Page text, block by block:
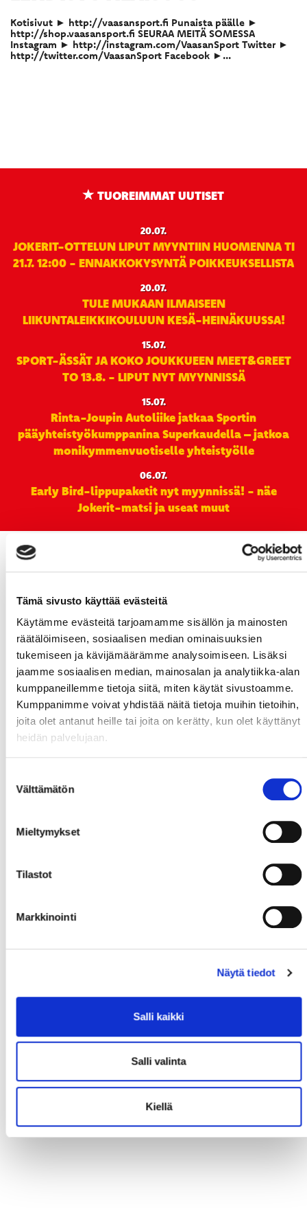
Tämä sivusto käyttää evästeitä
Käytämme evästeitä tarjoamamme sisällön ja mainosten
räätälöimiseen, sosiaalisen median ominaisuuksien
tukemiseen ja kävijämäärämme analysoimiseen. Lisäksi
jaamme sosiaalisen median, mainosalan ja analytiikka-alan
kumppaneillemme tietoja siitä, miten käytät sivustoamme.
Kumppanimme voivat yhdistää näitä tietoja muihin tietoihin,
joita olet antanut heille tai joita on kerätty, kun olet käyttänyt
heidän palvelujaan.
valinta
Välttämätön
Mieltymykset
Tilastot
Markkinointi
Näytä tiedot
Salli kaikki
Salli valinta
Kiellä
Kotisivut ► http://vaasansport.fi Punaista päälle ►
http://shop.vaasansport.fi SEURAA MEITÄ SOMESSA
Instagram ► http://instagram.com/VaasanSport Twitter ►
http://twitter.com/VaasanSport Facebook ►...
TUOREIMMAT UUTISET
20.07.
JOKERIT-OTTELUN LIPUT MYYNTIIN HUOMENNA TI
21.7. 12:00 - ENNAKKOKYSYNTÄ POIKKEUKSELLISTA
20.07.
TULE MUKAAN ILMAISEEN
LIIKUNTALEIKKIKOULUUN KESÄ-HEINÄKUUSSA!
15.07.
SPORT-ÄSSÄT JA KOKO JOUKKUEEN MEET&GREET
TO 13.8. - LIPUT NYT MYYNNISSÄ
15.07.
Rinta-Joupin Autoliike jatkaa Sportin
pääyhteistyökumppanina Superkaudella – jatkoa
monikymmenvuotiselle yhteistyölle
06.07.
Early Bird-lippupaketit nyt myynnissä! - näe
Jokerit-matsi ja useat muut